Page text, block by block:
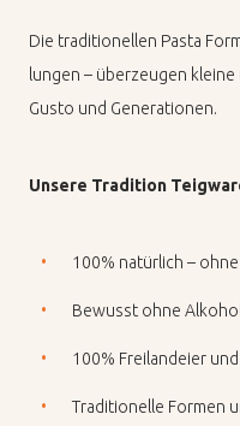
Die tra­di­tio­nel­len Pas­ta
lun­gen – über­zeu­gen
Gus­to und Ge­ne­ra­tio­nen.
Un­se­re Tra­di­ti­on
100% natürlich –
Bewusst ohne Alkohol
100% Freilandeier
Traditionelle Formen